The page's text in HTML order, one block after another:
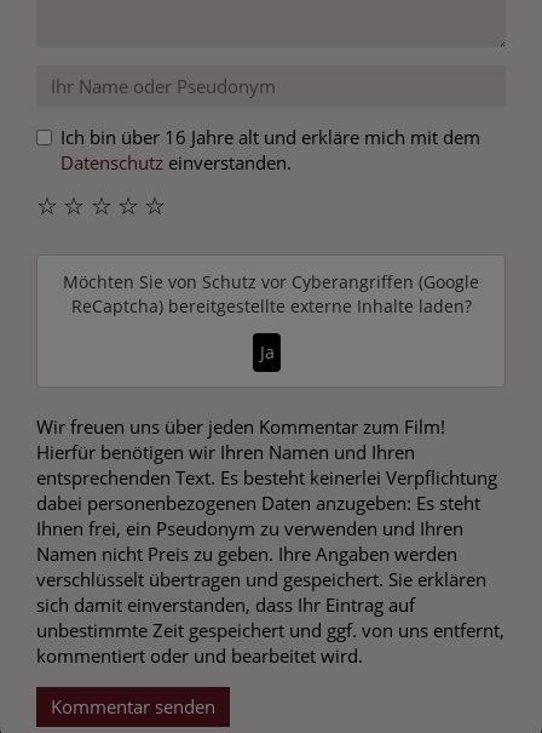
Ich bin über 16 Jahre alt und erkläre mich mit dem
Datenschutz einverstanden.
☆
☆
☆
☆
☆
Möchten Sie von Schutz vor Cyberangriffen (Google
ReCaptcha)bereitgestellte externe Inhalte laden?
Ja
Wir freuen uns über jeden Kommentar zum Film!
Hierfür benötigen wir Ihren Namen und Ihren
entsprechenden Text. Es besteht keinerlei Verpflichtung
dabei personenbezogenen Daten anzugeben: Es steht
Ihnen frei, ein Pseudonym zu verwenden und Ihren
Namen nicht Preis zu geben. Ihre Angaben werden
verschlüsselt übertragen und gespeichert. Sie erklären
sich damit einverstanden, dass Ihr Eintrag auf
unbestimmte Zeit gespeichert und ggf. von uns entfernt,
kommentiert oder und bearbeitet wird.
Kommentar senden